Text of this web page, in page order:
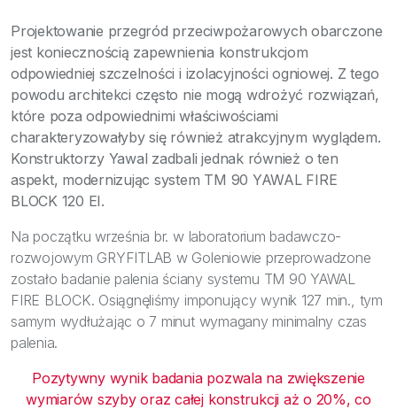
Inspiracje
Projektowanie przegród przeciwpożarowych obarczone
jest koniecznością zapewnienia konstrukcjom
odpowiedniej szczelności i izolacyjności ogniowej. Z tego
powodu architekci często nie mogą wdrożyć rozwiązań,
które poza odpowiednimi właściwościami
charakteryzowałyby się również atrakcyjnym wyglądem.
Konstruktorzy Yawal zadbali jednak również o ten
aspekt, modernizując system TM 90 YAWAL FIRE
BLOCK 120 EI.
Na początku września br. w laboratorium badawczo-
rozwojowym GRYFITLAB w Goleniowie przeprowadzone
zostało badanie palenia ściany systemu TM 90 YAWAL
FIRE BLOCK. Osiągnęliśmy imponujący wynik 127 min., tym
samym wydłużając o 7 minut wymagany minimalny czas
palenia.
Pozytywny wynik badania pozwala na zwiększenie
wymiarów szyby oraz całej konstrukcji aż o 20%, co